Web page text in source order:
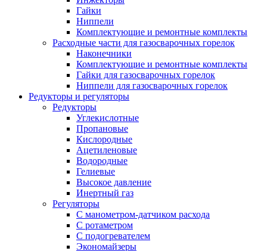
Гайки
Ниппели
Комплектующие и ремонтные комплекты
Расходные части для газосварочных горелок
Наконечники
Комплектующие и ремонтные комплекты
Гайки для газосварочных горелок
Ниппели для газосварочных горелок
Редукторы и регуляторы
Редукторы
Углекислотные
Пропановые
Кислородные
Ацетиленовые
Водородные
Гелиевые
Высокое давление
Инертный газ
Регуляторы
С манометром-датчиком расхода
С ротаметром
С подогревателем
Экономайзеры